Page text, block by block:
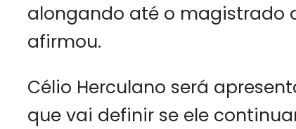
alongando até o magistrado
afirmou.
Célio Herculano será
que vai definir se ele